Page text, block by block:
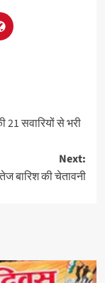
सवारियों से भरी
Next:
बारिश की चेतावनी